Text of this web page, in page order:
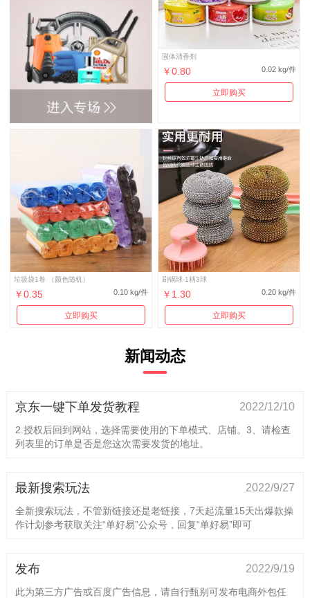
固体清香剂
￥0.80 0.02 kg/件
立即购买
垃圾袋1卷 （颜色随机）
￥0.35 0.10 kg/件
立即购买
刷锅球-1柄3球
￥1.30 0.20 kg/件
立即购买
新闻动态
京东一键下单发货教程 2022/12/10
2.授权后回到网站，选择需要使用的下单模式、店铺。3、请检查
列表里的订单是否是您这次需要发货的地址。
最新搜索玩法 2022/9/27
全新搜索玩法，不管新链接还是老链接，7天起流量15天出爆款操
作计划参考获取关注“单好易”公众号，回复“单好易”即可
发布 2022/9/19
此为第三方广告或百度广告信息，请自行甄别可发布电商外包任